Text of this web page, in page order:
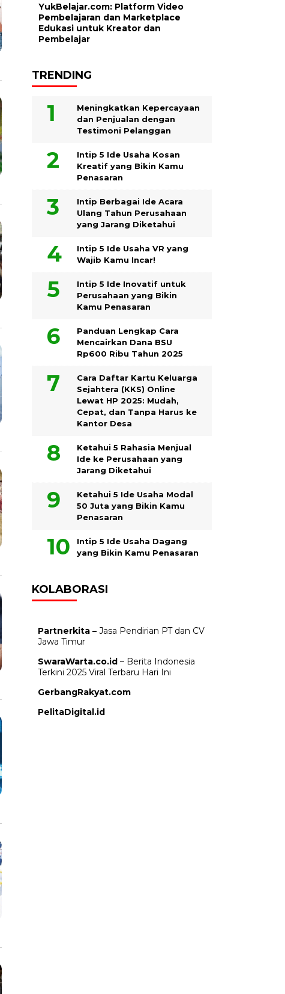
YukBelajar.com: Platform Video
Pembelajaran dan Marketplace
Edukasi untuk Kreator dan
Pembelajar
TRENDING
Meningkatkan Kepercayaan
dan Penjualan dengan
Testimoni Pelanggan
Intip 5 Ide Usaha Kosan
Kreatif yang Bikin Kamu
Penasaran
Intip Berbagai Ide Acara
Ulang Tahun Perusahaan
yang Jarang Diketahui
Intip 5 Ide Usaha VR yang
Wajib Kamu Incar!
Intip 5 Ide Inovatif untuk
Perusahaan yang Bikin
Kamu Penasaran
Panduan Lengkap Cara
Mencairkan Dana BSU
Rp600 Ribu Tahun 2025
Cara Daftar Kartu Keluarga
Sejahtera (KKS) Online
Lewat HP 2025: Mudah,
Cepat, dan Tanpa Harus ke
Kantor Desa
Ketahui 5 Rahasia Menjual
Ide ke Perusahaan yang
Jarang Diketahui
Ketahui 5 Ide Usaha Modal
50 Juta yang Bikin Kamu
Penasaran
Intip 5 Ide Usaha Dagang
yang Bikin Kamu Penasaran
KOLABORASI
Partnerkita – Jasa Pendirian PT dan CV
Jawa Timur
SwaraWarta.co.id – Berita Indonesia
Terkini 2025 Viral Terbaru Hari Ini
GerbangRakyat.com
PelitaDigital.id